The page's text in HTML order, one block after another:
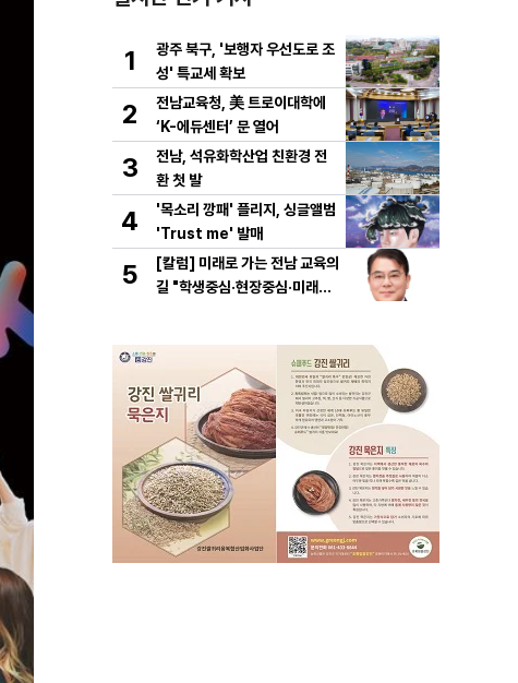
1
광주 북구, '보행자 우선도로 조
성' 특교세 확보
2
전남교육청, 美 트로이대학에
‘K-에듀센터’ 문 열어
3
전남, 석유화학산업 친환경 전
환 첫 발
4
'목소리 깡패' 플리지, 싱글앨범
'Trust me' 발매
5
[칼럼] 미래로 가는 전남 교육의
길 "학생중심·현장중심·미래중